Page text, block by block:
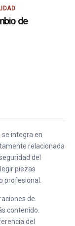
de
se integra en
relacionada
del
piezas
profesional.
de
contenido.
del